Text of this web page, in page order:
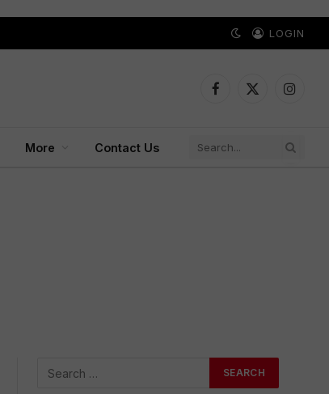
LOGIN
Facebook
X
More Contact Us